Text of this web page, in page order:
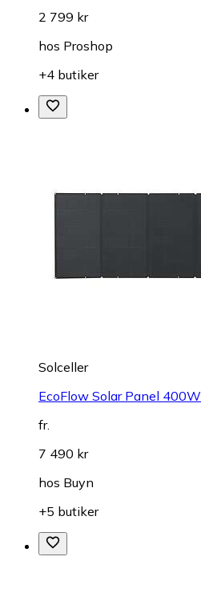
2 799 kr
hos Proshop
+4 butiker
Solceller
EcoFlow Solar Panel 400W
fr.
7 490 kr
hos Buyn
+5 butiker